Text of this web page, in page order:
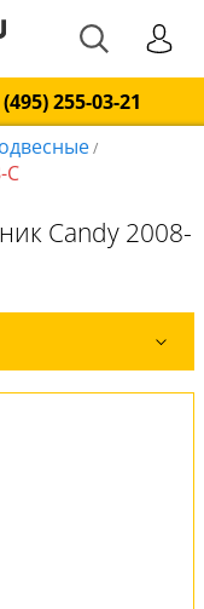
255-03-21
/
C
Candy 2008-